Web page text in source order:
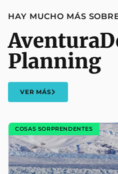
HAY MUCHO MÁS
Aventura
Planning
VER MÁS
COSAS SORPRENDENTES